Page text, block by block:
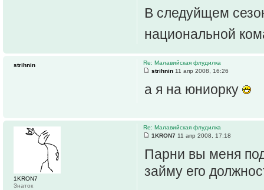
В следуйщем
национальной
Re: Малавийская флудилка
strihnin 11 апр 2008, 16:26
а я на юниорку
strihnin
Re: Малавийская флудилка
1KRON7 11 апр 2008, 17:18
Парни вы меня
займу его
1KRON7
Знаток